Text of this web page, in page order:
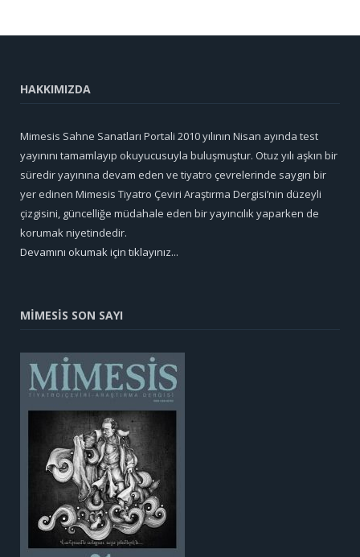
HAKKIMIZDA
Mimesis Sahne Sanatları Portali 2010 yılının Nisan ayında test
yayınını tamamlayıp okuyucusuyla buluşmuştur. Otuz yılı aşkın bir
süredir yayınına devam eden ve tiyatro çevrelerinde saygın bir
yer edinen Mimesis Tiyatro Çeviri Araştırma Dergisi’nin düzeyli
çizgisini, güncelliğe müdahale eden bir yayıncılık yaparken de
korumak niyetindedir.
Devamını okumak için tıklayınız...
MİMESİS SON SAYI